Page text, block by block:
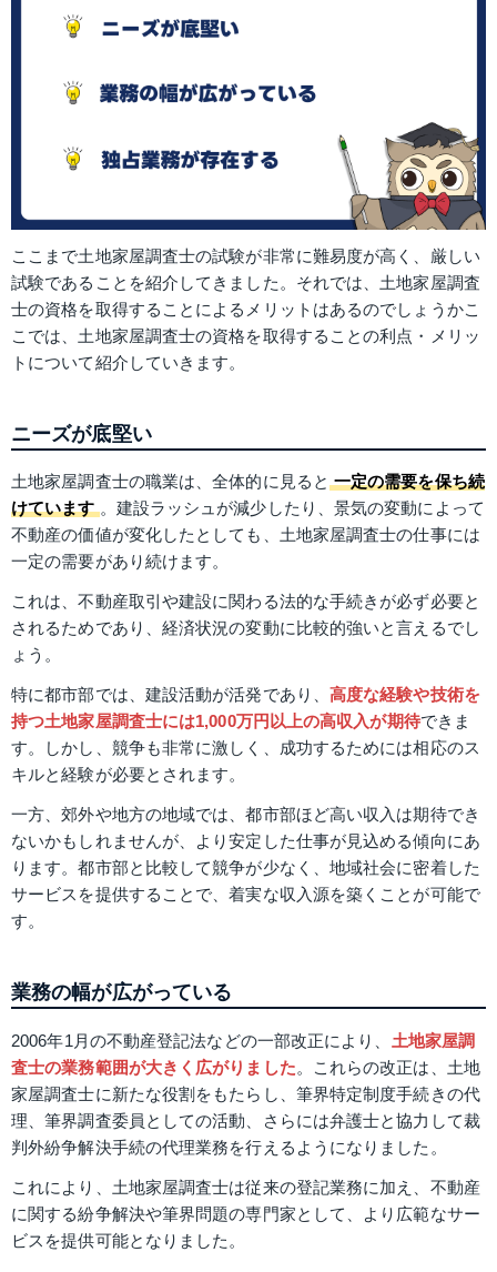
ここまで土地家屋調査士の試験が非常に難易度が高く、厳しい
試験であることを紹介してきました。それでは、土地家屋調査
士の資格を取得することによるメリットはあるのでしょうかこ
こでは、土地家屋調査士の資格を取得することの利点・メリッ
トについて紹介していきます。
ニーズが底堅い
土地家屋調査士の職業は、全体的に見ると 一定の需要を保ち続
けています 。建設ラッシュが減少したり、景気の変動によって
不動産の価値が変化したとしても、土地家屋調査士の仕事には
一定の需要があり続けます。
これは、不動産取引や建設に関わる法的な手続きが必ず必要と
されるためであり、経済状況の変動に比較的強いと言えるでし
ょう。
特に都市部では、建設活動が活発であり、 高度な経験や技術を
持つ土地家屋調査士には1,000万円以上の高収入が期待できま
す。しかし、競争も非常に激しく、成功するためには相応のス
キルと経験が必要とされます。
一方、郊外や地方の地域では、都市部ほど高い収入は期待でき
ないかもしれませんが、より安定した仕事が見込める傾向にあ
ります。都市部と比較して競争が少なく、地域社会に密着した
サービスを提供することで、着実な収入源を築くことが可能で
す。
業務の幅が広がっている
2006年1月の不動産登記法などの一部改正により、 土地家屋調
査士の業務範囲が大きく広がりました。これらの改正は、土地
家屋調査士に新たな役割をもたらし、筆界特定制度手続きの代
理、筆界調査委員としての活動、さらには弁護士と協力して裁
判外紛争解決手続の代理業務を行えるようになりました。
これにより、土地家屋調査士は従来の登記業務に加え、不動産
に関する紛争解決や筆界問題の専門家として、より広範なサー
ビスを提供可能となりました。